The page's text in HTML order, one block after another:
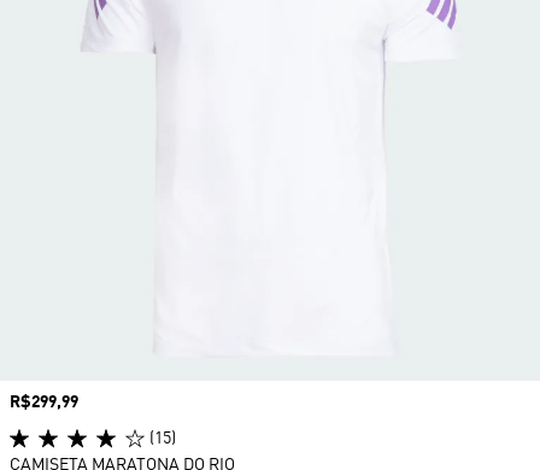
Preço
R$299,99
(15)
CAMISETA MARATONA DO RIO